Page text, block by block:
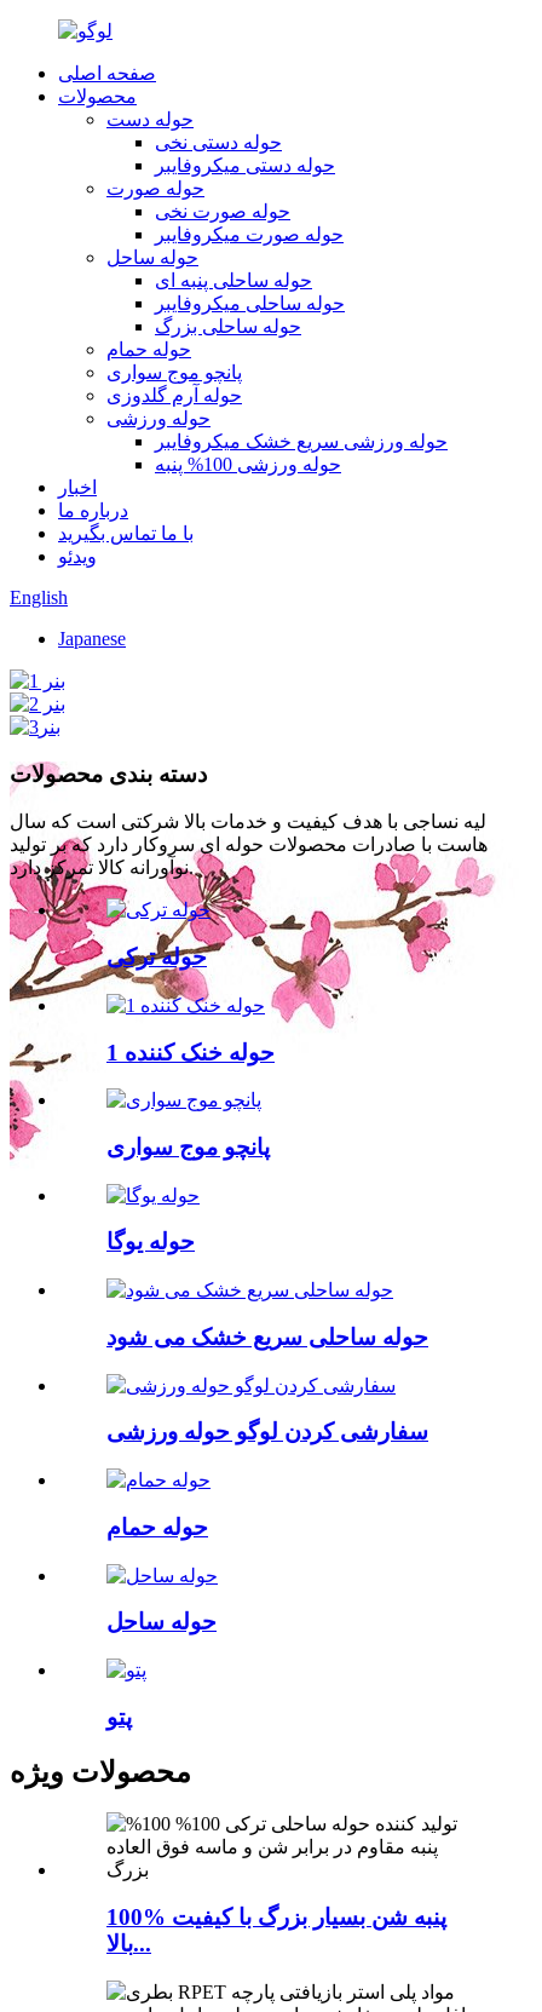
صفحه اصلی
محصولات
حوله دست
حوله دستی نخی
حوله دستی میکروفایبر
حوله صورت
حوله صورت نخی
حوله صورت میکروفایبر
حوله ساحل
حوله ساحلی پنبه ای
حوله ساحلی میکروفایبر
حوله ساحلی بزرگ
حوله حمام
پانچو موج سواری
حوله آرم گلدوزی
حوله ورزشی
حوله ورزشی سریع خشک میکروفایبر
حوله ورزشی 100% پنبه
اخبار
درباره ما
با ما تماس بگیرید
ویدئو
English
Japanese
دسته بندی محصولات
لیه نساجی با هدف کیفیت و خدمات بالا شرکتی است که سال
هاست با صادرات محصولات حوله ای سروکار دارد که بر تولید
نوآورانه کالا تمرکز دارد.
حوله ترکی
حوله خنک کننده 1
پانچو موج سواری
حوله یوگا
حوله ساحلی سریع خشک می شود
سفارشی کردن لوگو حوله ورزشی
حوله حمام
حوله ساحل
پتو
محصولات ویژه
100% پنبه شن بسیار بزرگ با کیفیت
بالا...